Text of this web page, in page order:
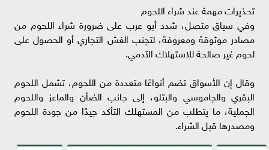
تحذيرات مهمة عند شراء اللحوم
وفي سياق متصل، شدد أبو عرب على ضرورة شراء اللحوم من
مصادر موثوقة ومعروفة، لتجنب الغش التجاري أو الحصول على
لحوم غير صالحة للاستهلاك الآدمي.
وقال إن الأسواق تضم أنواعًا متعددة من اللحوم، تشمل اللحوم
البقري والجاموسي والبتلو، إلى جانب الضأن والماعز واللحوم
الجملية، ما يتطلب من المستهلك التأكد جيدًا من جودة اللحوم
ومصدرها قبل الشراء.